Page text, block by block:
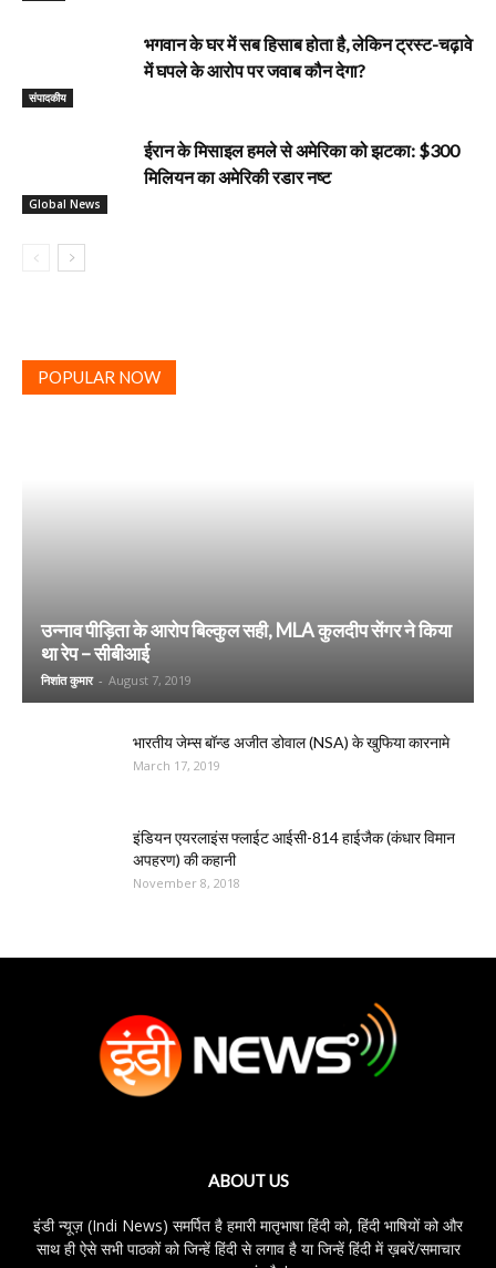
‎संपादकीय
भगवान के घर में सब हिसाब होता है, लेकिन ट्रस्ट-चढ़ावे
में घपले के आरोप पर जवाब कौन देगा?
Global News
ईरान के मिसाइल हमले से अमेरिका को झटका: $300
मिलियन का अमेरिकी रडार नष्ट
POPULAR NOW
उन्नाव पीड़िता के आरोप बिल्कुल सही, MLA कुलदीप सेंगर ने किया
था रेप – सीबीआई
निशांत कुमार - August 7, 2019
भारतीय जेम्स बॉन्ड अजीत डोवाल (NSA) के खुफिया कारनामे
March 17, 2019
इंडियन एयरलाइंस फ्लाईट आईसी-814 हाईजैक (कंधार विमान
अपहरण) की कहानी
November 8, 2018
ABOUT US
इंडी न्यूज़ (Indi News) समर्पित है हमारी मातृभाषा हिंदी को, हिंदी भाषियों को और
साथ ही ऐसे सभी पाठकों को जिन्हें हिंदी से लगाव है या जिन्हें हिंदी में ख़बरें/समाचार